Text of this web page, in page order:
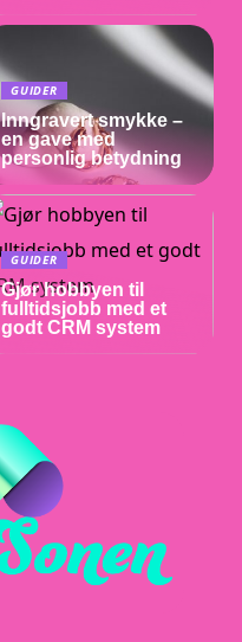
GUIDER
Inngravert smykke –
en gave med
personlig betydning
GUIDER
Gjør hobbyen til
fulltidsjobb med et
godt CRM system